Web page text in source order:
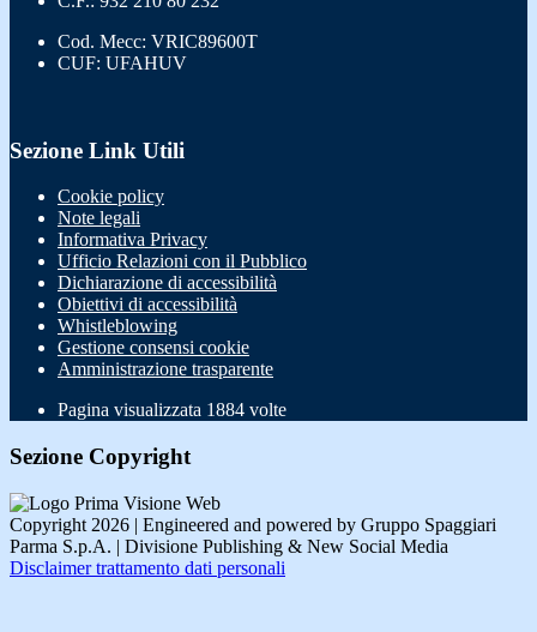
Cod. Mecc: VRIC89600T
CUF: UFAHUV
Sezione Link Utili
Cookie policy
Note legali
Informativa Privacy
Ufficio Relazioni con il Pubblico
Dichiarazione di accessibilità
Obiettivi di accessibilità
Whistleblowing
Gestione consensi cookie
Amministrazione trasparente
Pagina visualizzata 1884 volte
Sezione Copyright
Copyright 2026 | Engineered and powered by Gruppo Spaggiari
Parma S.p.A. | Divisione Publishing & New Social Media
Disclaimer trattamento dati personali